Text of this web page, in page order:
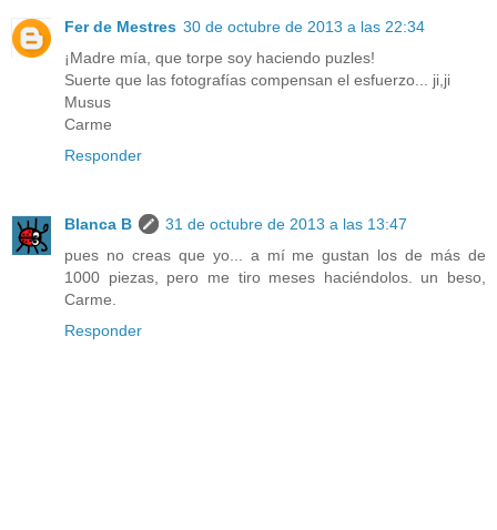
Fer de Mestres 30 de octubre de 2013 a las 22:34
¡Madre mía, que torpe soy haciendo puzles!
Suerte que las fotografías compensan el esfuerzo... ji,ji
Musus
Carme
Responder
Blanca B
31 de octubre de 2013 a las 13:47
pues no creas que yo... a mí me gustan los de más de
1000 piezas, pero me tiro meses haciéndolos. un beso,
Carme.
Responder